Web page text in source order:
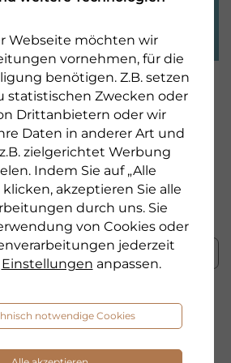
Webseite möchten wir
vornehmen, für die
benötigen. Z.B. setzen
statistischen Zwecken oder
Drittanbietern oder wir
Daten in anderer Art und
zielgerichtet Werbung
Indem Sie auf „Alle
akzeptieren Sie alle
durch uns. Sie
von Cookies oder
jederzeit
Einstellungen anpassen.
notwendige Cookies
WOCHEN
Hyaluron
Sie bis zum 01.09.2026
SOMI Gel 20 ml gratis. Nur
Wochen